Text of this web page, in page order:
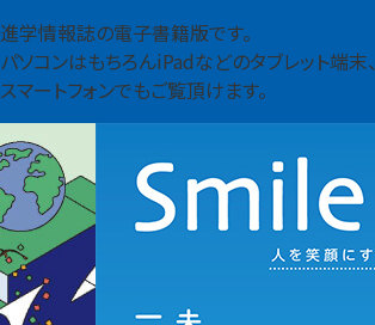
進学情報誌の電子書籍版です。
パソコンはもちろんiPadなどのタブレット端末、
スマートフォンでもご覧頂けます。